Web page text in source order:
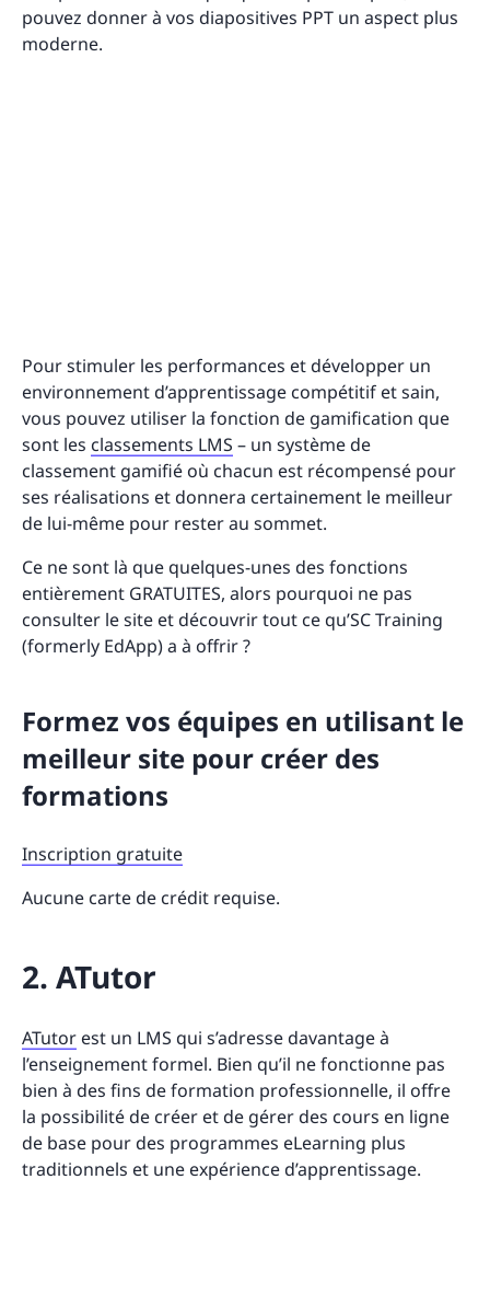
pouvez donner à vos diapositives PPT un aspect plus
moderne.
Pour stimuler les performances et développer un
environnement d’apprentissage compétitif et sain,
vous pouvez utiliser la fonction de gamification que
sont les classements LMS – un système de
classement gamifié où chacun est récompensé pour
ses réalisations et donnera certainement le meilleur
de lui-même pour rester au sommet.
Ce ne sont là que quelques-unes des fonctions
entièrement GRATUITES, alors pourquoi ne pas
consulter le site et découvrir tout ce qu’SC Training
(formerly EdApp) a à offrir ?
Formez vos équipes en utilisant le
meilleur site pour créer des
formations
Inscription gratuite
Aucune carte de crédit requise.
2. ATutor
ATutor est un LMS qui s’adresse davantage à
l’enseignement formel. Bien qu’il ne fonctionne pas
bien à des fins de formation professionnelle, il offre
la possibilité de créer et de gérer des cours en ligne
de base pour des programmes eLearning plus
traditionnels et une expérience d’apprentissage.